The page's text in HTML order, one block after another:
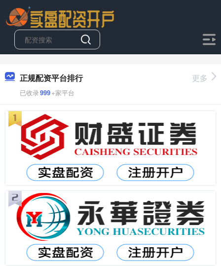
正规配资平台排行
已收录999+家平台
更多